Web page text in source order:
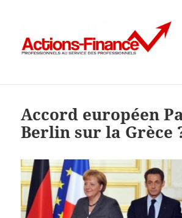
Accord européen
Berlin sur la Grèce